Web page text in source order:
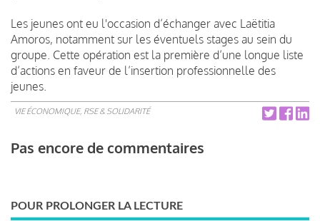
Les jeunes ont eu l'occasion d’échanger avec Laëtitia
Amoros, notamment sur les éventuels stages au sein du
groupe. Cette opération est la première d’une longue liste
d’actions en faveur de l’insertion professionnelle des
jeunes.
VIE ÉCONOMIQUE, RSE & SOLIDARITÉ
Pas encore de commentaires
POUR PROLONGER LA LECTURE